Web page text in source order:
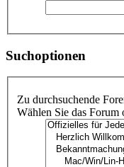
Suchoptionen
Zu durchsuchende
Wählen Sie das Forum